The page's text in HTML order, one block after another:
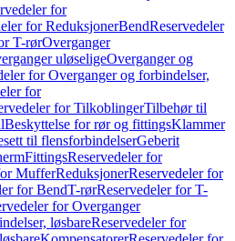
for
for ReduksjonerBendReservedeler
T-rørOverganger
uløseligeOverganger og
for Overganger og forbindelser,
for
for TilkoblingerTilbehør til
Beskyttelse for rør og fittingsKlammer
til flensforbindelserGeberit
FittingsReservedeler for
MufferReduksjonerReservedeler for
for BendT-rørReservedeler for T-
for Overganger
løsbareReservedeler for